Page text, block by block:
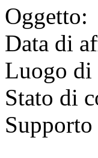
Oggetto:
Data di
Luogo di
Stato di